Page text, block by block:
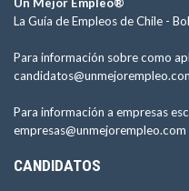
La Guía de Empleos de Chile -
Para información sobre como
Para información a empresas
empresas@unmejorempleo.com
CANDIDATOS